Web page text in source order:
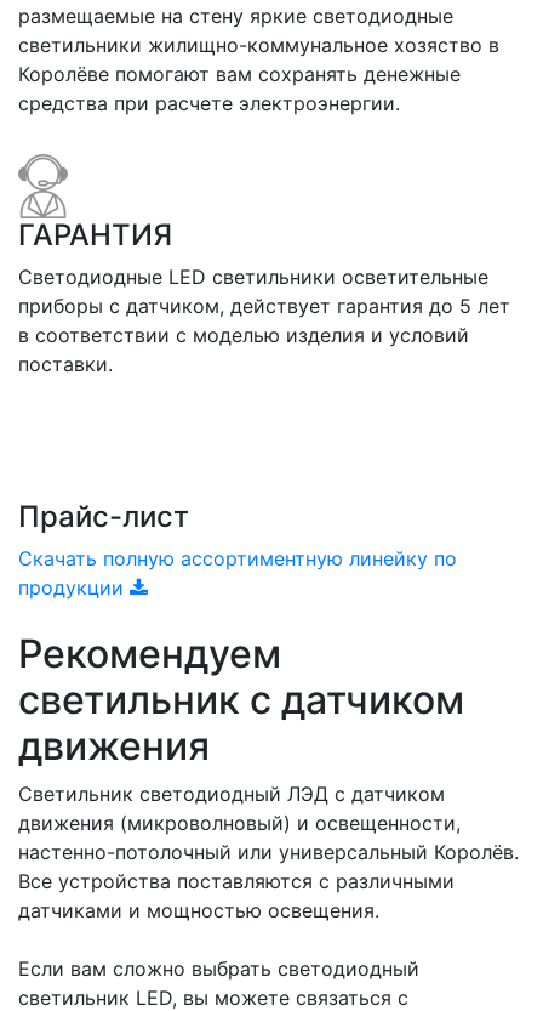
размещаемые на стену яркие светодиодные
светильники жилищно-коммунальное хозяство в
Королёве помогают вам сохранять денежные
средства при расчете электроэнергии.
ГАРАНТИЯ
Светодиодные LED светильники осветительные
приборы с датчиком, действует гарантия до 5 лет
в соответствии с моделью изделия и условий
поставки.
Прайс-лист
Скачать полную ассортиментную линейку по
продукции
Рекомендуем
светильник с датчиком
движения
Светильник светодиодный ЛЭД с датчиком
движения (микроволновый) и освещенности,
настенно-потолочный или универсальный Королёв.
Все устройства поставляются с различными
датчиками и мощностью освещения.
Если вам сложно выбрать светодиодный
светильник LED, вы можете связаться с